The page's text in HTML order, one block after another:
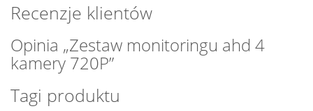
Recenzje klientów
Opinia „Zestaw monitoringu ahd 4
kamery 720P”
Tagi produktu